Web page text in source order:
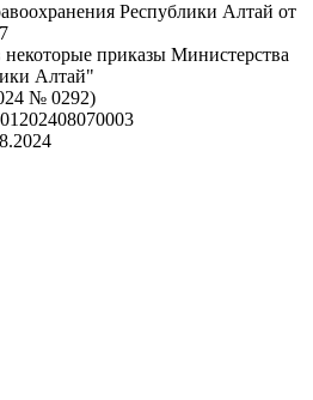
Республики Алтай от
приказы Министерства
Алтай"
№ 0292)